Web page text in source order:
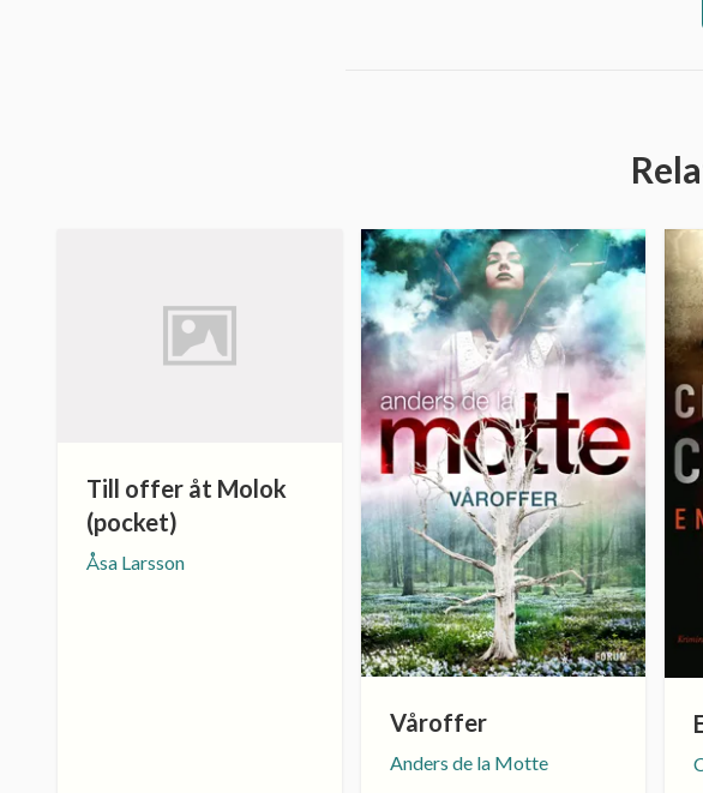
Till offer åt Molok
(pocket)
Åsa Larsson
Våroffer
Anders de la Motte